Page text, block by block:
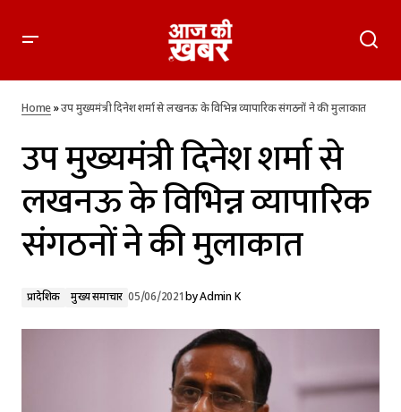
मुलाकात
Home»उप मुख्यमंत्री दिनेश शर्मा से लखनऊ के विभिन्न व्यापारिक संगठनों ने की मुलाकात
उप मुख्यमंत्री दिनेश शर्मा से
लखनऊ के विभिन्न व्यापारिक
संगठनों ने की मुलाकात
प्रादेशिक मुख्य समाचार 05/06/2021byAdmin K